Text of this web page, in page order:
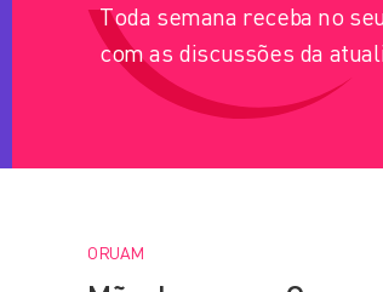
Toda semana receba no
com as discussões da
ORUAM